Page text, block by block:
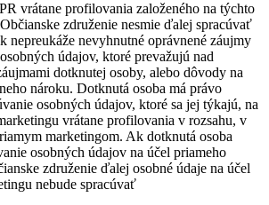
vrátane profilovania založeného na týchto
združenie nesmie ďalej spracúvať
nepreukáže nevyhnutné oprávnené záujmy
údajov, ktoré prevažujú nad
dotknutej osoby, alebo dôvody na
nároku. Dotknutá osoba má právo
osobných údajov, ktoré sa jej týkajú, na
vrátane profilovania v rozsahu, v
marketingom. Ak dotknutá osoba
osobných údajov na účel priameho
združenie ďalej osobné údaje na účel
nebude spracúvať